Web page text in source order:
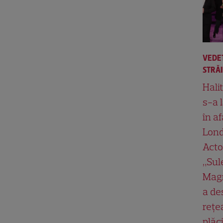
s-a
în
a